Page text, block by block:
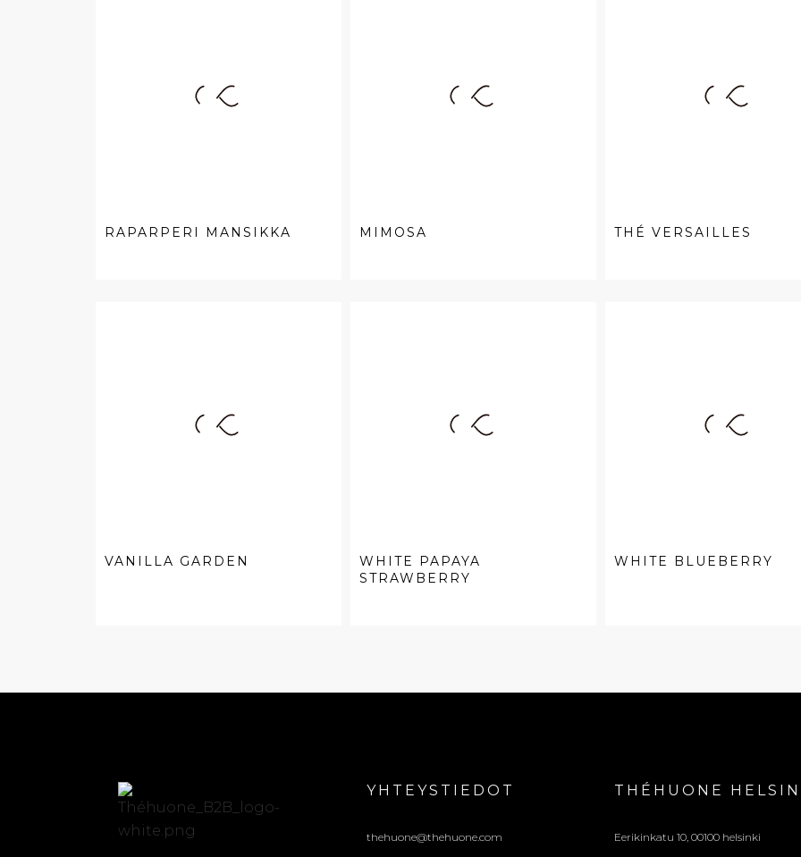
RAPARPERI MANSIKKA MIMOSA THÉ VERSAILLES
VANILLA GARDEN
WHITE PAPAYA
STRAWBERRY
WHITE BLUEBERRY
YHTEYSTIEDOT
thehuone@thehuone.com
THÉHUONE
Eerikinkatu 10, 00100 helsinki